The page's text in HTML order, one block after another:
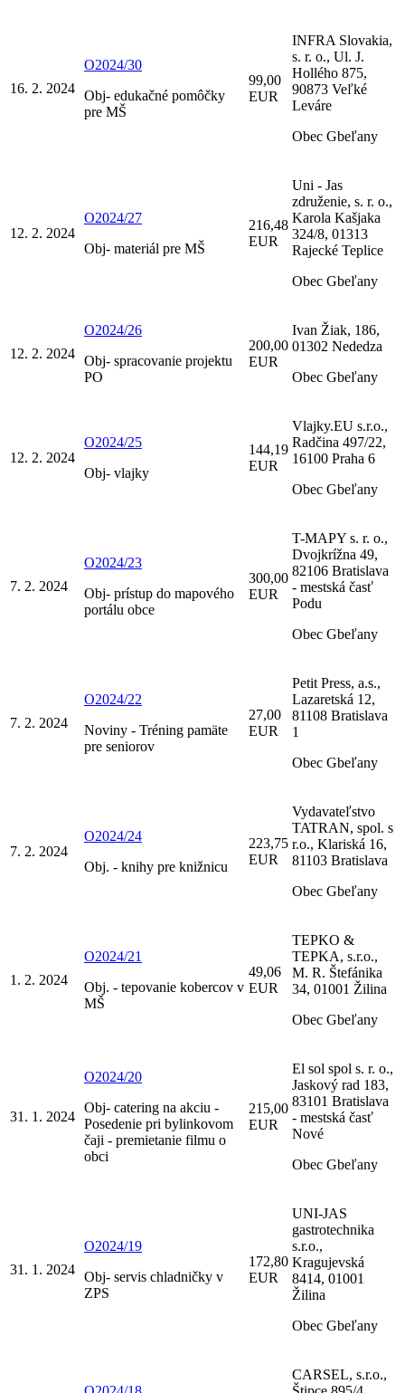
16. 2. 2024
O2024/30
Obj- edukačné pomôčky
pre MŠ
99,00
EUR
INFRA Slovakia,
s. r. o., Ul. J.
Hollého 875,
90873 Veľké
Leváre
Obec Gbeľany
12. 2. 2024
O2024/27
Obj- materiál pre MŠ
216,48
EUR
Uni - Jas
združenie, s. r. o.,
Karola Kašjaka
324/8, 01313
Rajecké Teplice
Obec Gbeľany
12. 2. 2024
O2024/26
Obj- spracovanie projektu
PO
200,00
EUR
Ivan Žiak, 186,
01302 Nededza
Obec Gbeľany
12. 2. 2024
O2024/25
Obj- vlajky
144,19
EUR
Vlajky.EU s.r.o.,
Radčina 497/22,
16100 Praha 6
Obec Gbeľany
7. 2. 2024
O2024/23
Obj- prístup do mapového
portálu obce
300,00
EUR
T-MAPY s. r. o.,
Dvojkrížna 49,
82106 Bratislava
- mestská časť
Podu
Obec Gbeľany
7. 2. 2024
O2024/22
Noviny - Tréning pamäte
pre seniorov
27,00
EUR
Petit Press, a.s.,
Lazaretská 12,
81108 Bratislava
1
Obec Gbeľany
7. 2. 2024
O2024/24
Obj. - knihy pre knižnicu
223,75
EUR
Vydavateľstvo
TATRAN, spol. s
r.o., Klariská 16,
81103 Bratislava
Obec Gbeľany
1. 2. 2024
O2024/21
Obj. - tepovanie kobercov v
MŠ
49,06
EUR
TEPKO &
TEPKA, s.r.o.,
M. R. Štefánika
34, 01001 Žilina
Obec Gbeľany
31. 1. 2024
O2024/20
Obj- catering na akciu -
Posedenie pri bylinkovom
čaji - premietanie filmu o
obci
215,00
EUR
El sol spol s. r. o.,
Jaskový rad 183,
83101 Bratislava
- mestská časť
Nové
Obec Gbeľany
31. 1. 2024
O2024/19
Obj- servis chladničky v
ZPS
172,80
EUR
UNI-JAS
gastrotechnika
s.r.o.,
Kragujevská
8414, 01001
Žilina
Obec Gbeľany
CARSEL, s.r.o.,